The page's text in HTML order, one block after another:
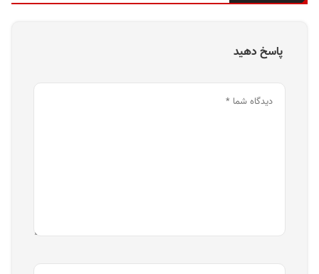
پاسخ دهید